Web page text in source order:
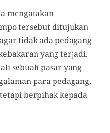
mengatakan
tersebut ditujukan
tidak ada pedagang
yang terjadi.
sebuah pasar yang
para pedagang,
berpihak kepada